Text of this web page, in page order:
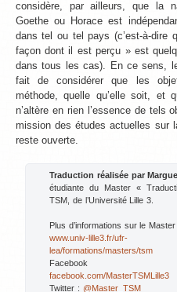
considère, par ailleurs, que la
Goethe ou Horace est
dans tel ou tel pays (c’est-à-
façon dont il est perçu » est
dans tous les cas). En ce sens,
fait de considérer que les
méthode, quelle qu’elle soit, et
n’altère en rien l’essence de tels
mission des études actuelles sur
reste ouverte.
Traduction réalisée par
étudiante du Master «
TSM, de l’Université Lille 3.
Plus d’informations sur le
www.univ-lille3.fr/ufr-
lea/formations/masters/tsm
facebook.com/MasterTSMLille3
Twitter : @Master_TSM